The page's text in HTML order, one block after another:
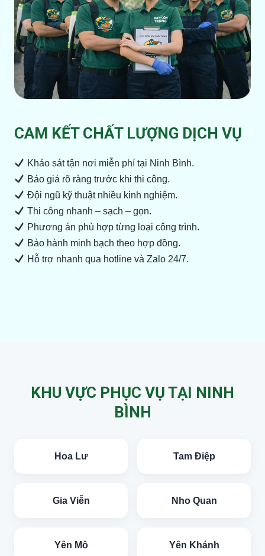
CAM KẾT CHẤT LƯỢNG DỊCH VỤ
Khảo sát tận nơi miễn phí tại Ninh Bình.
Báo giá rõ ràng trước khi thi công.
Đội ngũ kỹ thuật nhiều kinh nghiệm.
Thi công nhanh – sạch – gọn.
Phương án phù hợp từng loại công trình.
Bảo hành minh bạch theo hợp đồng.
Hỗ trợ nhanh qua hotline và Zalo 24/7.
KHU VỰC PHỤC VỤ TẠI NINH
BÌNH
Hoa Lư Tam Điệp
Gia Viễn Nho Quan
Yên Mô Yên Khánh